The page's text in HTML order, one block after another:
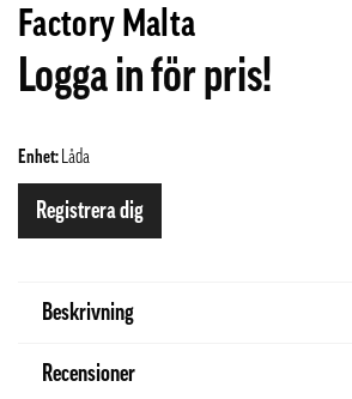
Factory Malta
Logga in för pris!
Enhet: Låda
Registrera dig
Beskrivning
Recensioner